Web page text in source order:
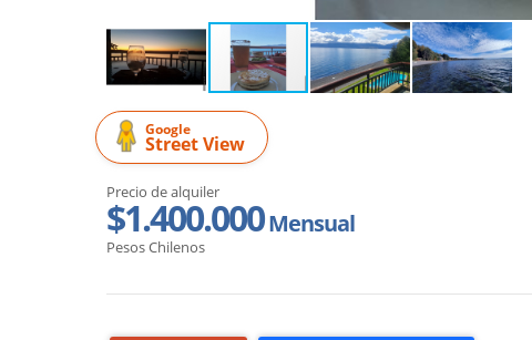
Google
Street View
Precio de alquiler
$1.400.000Mensual
Pesos Chilenos